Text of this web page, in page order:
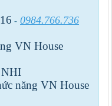
- 0984.766.736
VN House
năng VN House